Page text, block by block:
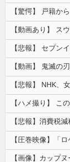
【動画】 鬼滅の
【画像】カップ